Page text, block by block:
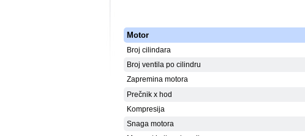
Motor
Broj cilindara
Broj ventila po cilindru
Zapremina motora
Prečnik x hod
Kompresija
Snaga motora